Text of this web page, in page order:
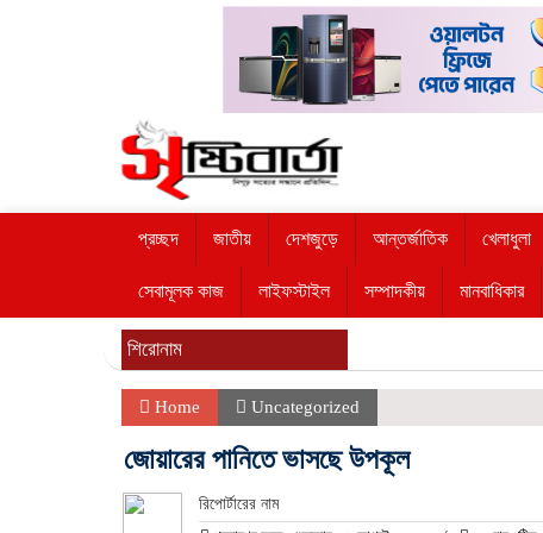
প্রচ্ছদ জাতীয় দেশজুড়ে আন্তর্জাতিক খেলাধুলা
সেবামূলক কাজ লাইফস্টাইল সম্পাদকীয় মানবাধিকার
শিরোনাম
Home Uncategorized
জোয়ারের পানিতে ভাসছে উপকূল
রিপোর্টারের নাম